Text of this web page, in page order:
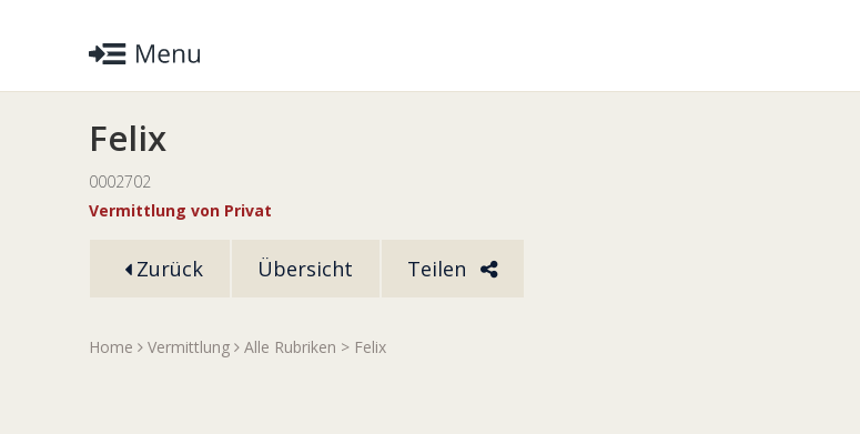
Felix
0002702
Vermittlung von Privat
Zurück Übersicht Teilen
Home Vermittlung Alle Rubriken > Felix